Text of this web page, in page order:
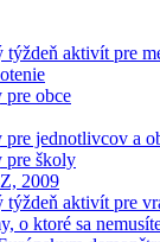
týždeň aktivít pre
obce
jednotlivcov a
školy
2009
týždeň aktivít pre
o ktoré sa